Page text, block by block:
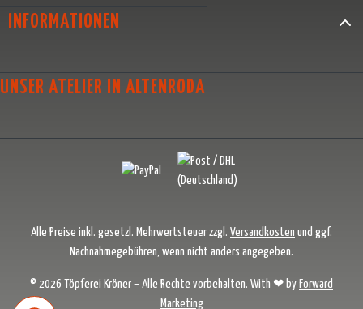
INFORMATIONEN
UNSER ATELIER IN ALTENRODA
Alle Preise inkl. gesetzl. Mehrwertsteuer zzgl. Versandkosten und ggf.
Nachnahmegebühren, wenn nicht anders angegeben.
© 2026 Töpferei Kröner – Alle Rechte vorbehalten. With ❤ by Forward
Marketing